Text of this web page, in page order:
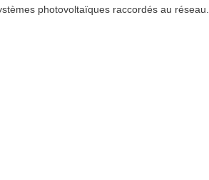
photovoltaïques raccordés au réseau.